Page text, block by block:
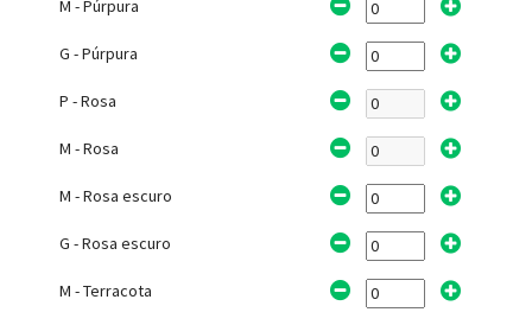
M - Púrpura
G - Púrpura
P - Rosa
M - Rosa
M - Rosa escuro
G - Rosa escuro
M - Terracota